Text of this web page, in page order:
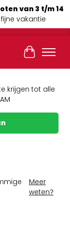
van 3 t/m 14
vakantie
krijgen tot alle
Meer
weten?